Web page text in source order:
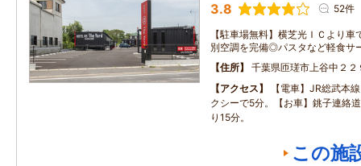
3.8 52件
【駐車場無料】横芝光ＩＣより
別空調を完備◎パスタなど軽食サ
住所
千葉県匝瑳市上谷中２２
アクセス
【電車】JR総武本
クシーで5分。【お車】銚子連絡
り15分。
この施